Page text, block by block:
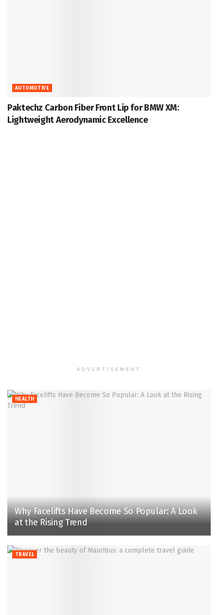
AUTOMOTIVE
Paktechz Carbon Fiber Front Lip for BMW XM:
Lightweight Aerodynamic Excellence
ADVERTISEMENT
HEALTH
Why Facelifts Have Become So Popular: A Look
at the Rising Trend
TRAVEL